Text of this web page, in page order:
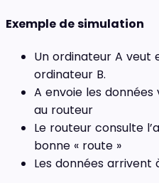
Exemple de simulation
Un ordinateur A veut
ordinateur B.
A envoie les
au routeur
Le routeur consulte
bonne « route »
Les données arrivent